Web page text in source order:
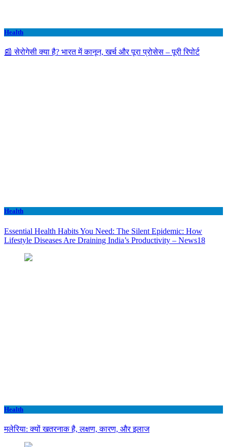
Health
📰 सेरोगेसी क्या है? भारत में कानून, खर्च और पूरा प्रोसेस – पूरी रिपोर्ट
Health
Essential Health Habits You Need: The Silent Epidemic: How
Lifestyle Diseases Are Draining India’s Productivity – News18
Health
मलेरिया: क्यों खतरनाक है, लक्षण, कारण, और इलाज